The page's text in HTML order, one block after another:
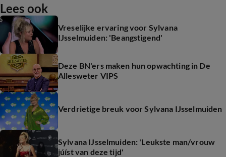
Lees ook
Vreselijke ervaring voor Sylvana
IJsselmuiden: 'Beangstigend'
Deze BN'ers maken hun opwachting in De
Allesweter VIPS
Verdrietige breuk voor Sylvana IJsselmuiden
Sylvana IJsselmuiden: 'Leukste man/vrouw
júíst van deze tijd'